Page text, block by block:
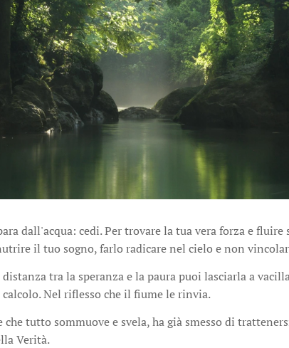
dall'acqua: cedi. Per trovare la tua vera forza e
il tuo sogno, farlo radicare nel cielo e non
tra la speranza e la paura puoi lasciarla a
Nel riflesso che il fiume le rinvia.
tutto sommuove e svela, ha già smesso di
Verità.